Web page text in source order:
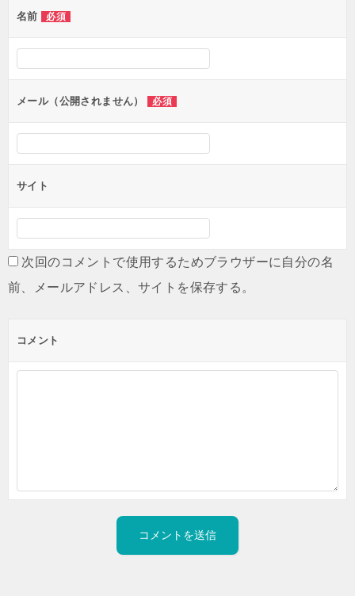
ー
シ
ン
名前 必須
メール（公開されません） 必須
サイト
次回のコメントで使用するためブラウザーに自分の名
前、メールアドレス、サイトを保存する。
コメント